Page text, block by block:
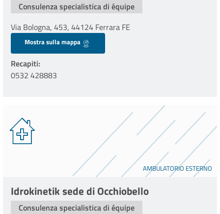
Consulenza specialistica di équipe
Via Bologna, 453, 44124 Ferrara FE
Mostra sulla mappa
Recapiti
0532 428883
AMBULATORIO ESTERNO
Idrokinetik sede di Occhiobello
Consulenza specialistica di équipe